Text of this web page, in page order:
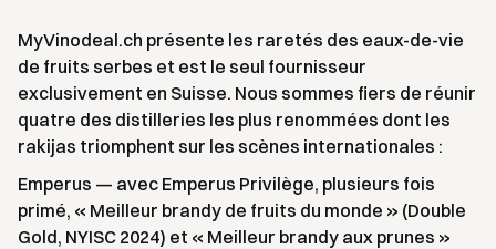
MyVinodeal.ch présente les raretés des eaux-de-vie
de fruits serbes et est le seul fournisseur
exclusivement en Suisse. Nous sommes fiers de réunir
quatre des distilleries les plus renommées dont les
rakijas triomphent sur les scènes internationales :
Emperus — avec Emperus Privilège, plusieurs fois
primé, « Meilleur brandy de fruits du monde » (Double
Gold, NYISC 2024) et « Meilleur brandy aux prunes »